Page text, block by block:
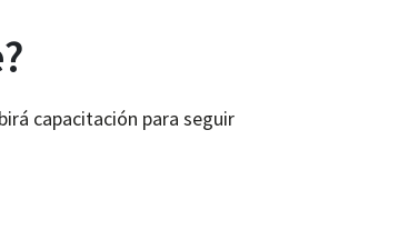
capacitación para seguir